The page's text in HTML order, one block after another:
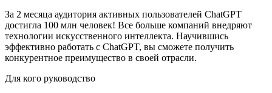
За 2 месяца аудитория активных пользователей ChatGPT
достигла 100 млн человек! Все больше компаний внедряют
технологии искусственного интеллекта. Научившись
эффективно работать с ChatGPT, вы сможете получить
конкурентное преимущество в своей отрасли.
Для кого руководство